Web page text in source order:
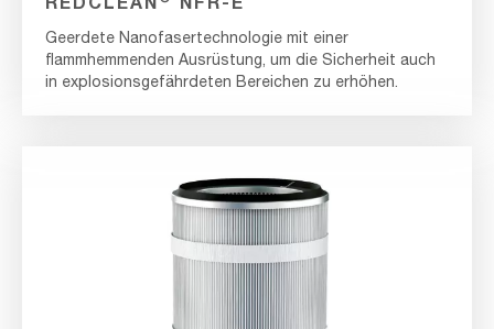
Geerdete Nanofasertechnologie mit einer
flammhemmenden Ausrüstung, um die Sicherheit auch
in explosionsgefährdeten Bereichen zu erhöhen.